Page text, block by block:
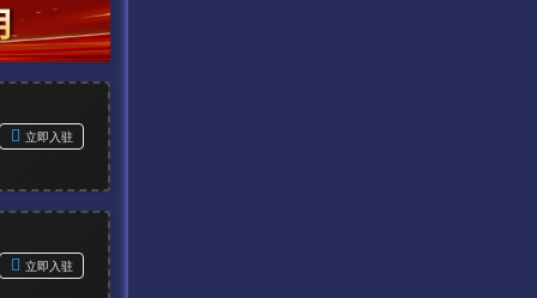
立即入驻
立即入驻